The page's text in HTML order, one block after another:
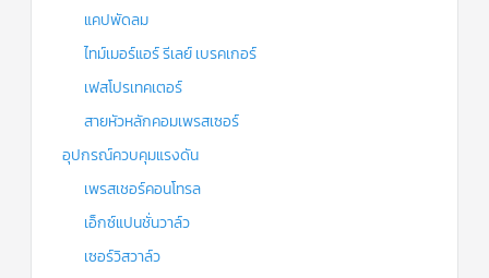
แคปพัดลม
ไทม์เมอร์แอร์ รีเลย์ เบรคเกอร์
เฟสโปรเทคเตอร์
สายหัวหลักคอมเพรสเซอร์
อุปกรณ์ควบคุมแรงดัน
เพรสเชอร์คอนโทรล
เอ็กซ์แปนชั่นวาล์ว
เซอร์วิสวาล์ว